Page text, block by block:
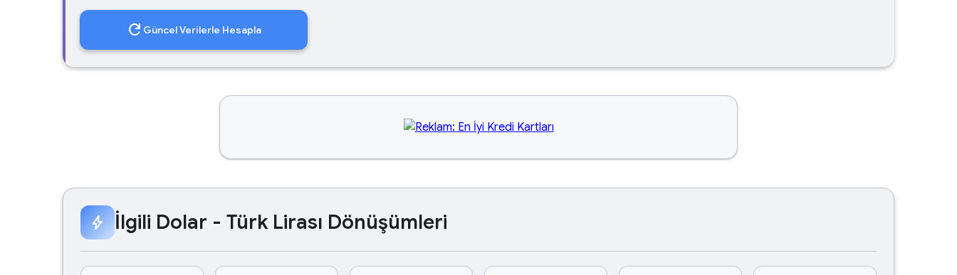
refresh Güncel Verilerle Hesapla
bolt İlgili Dolar - Türk Lirası Dönüşümleri